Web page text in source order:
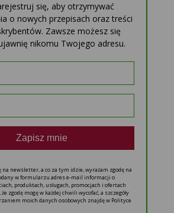
się, aby otrzymywać
o nowych przepisach oraz treści
Zawsze możesz się
nikomu Twojego adresu.
Zapisz mnie
na newsletter, a co za tym idzie, wyrażam zgodę na
w formularzu adres e-mail informacji o
produktach, usługach, promocjach i ofertach
zgodę mogę w każdej chwili wycofać, a szczegóły
moich danych osobowych znajdę w Polityce